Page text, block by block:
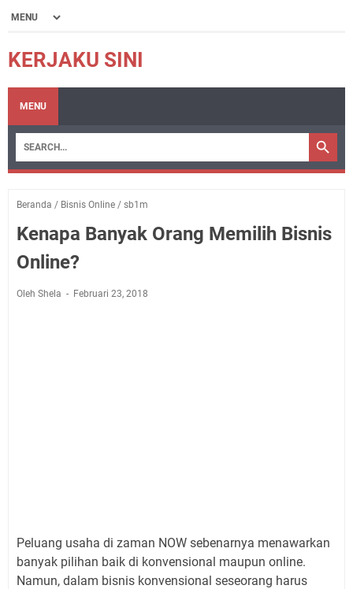
KERJAKU SINI
MENU
Beranda / Bisnis Online / sb1m
Kenapa Banyak Orang Memilih Bisnis
Online?
Oleh Shela Februari 23, 2018
Peluang usaha di zaman NOW sebenarnya menawarkan
banyak pilihan baik di konvensional maupun online.
Namun, dalam bisnis konvensional seseorang harus